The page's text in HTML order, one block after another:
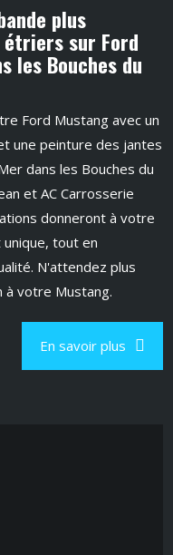
plus
sur Ford
les Bouches du
Ford Mustang avec un
une peinture des jantes
dans les Bouches du
et AC Carrosserie
donneront à votre
tout en
N'attendez plus
à votre Mustang.
En savoir plus